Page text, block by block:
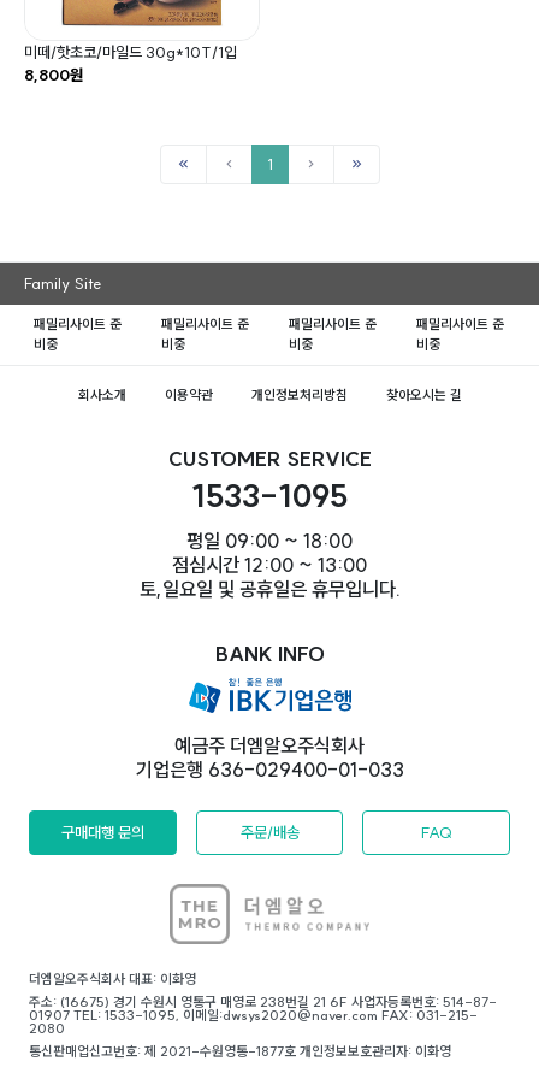
미떼/핫초코/마일드 30g*10T/1입
8,800원
1
Family Site
패밀리사이트 준
비중
패밀리사이트 준
비중
패밀리사이트 준
비중
패밀리사이트 준
비중
회사소개 이용약관 개인정보처리방침 찾아오시는 길
더엠알오주식회사 대표: 이화영
주소: (16675) 경기 수원시 영통구 매영로 238번길 21 6F 사업자등록번호: 514-87-
01907 TEL: 1533-1095, 이메일:dwsys2020@naver.com FAX: 031-215-
2080
통신판매업신고번호: 제 2021-수원영통-1877호 개인정보보호관리자: 이화영
CUSTOMER SERVICE
1533-1095
평일 09:00 ~ 18:00
점심시간 12:00 ~ 13:00
토,일요일 및 공휴일은 휴무입니다.
BANK INFO
예금주 더엠알오주식회사
기업은행 636-029400-01-033
구매대행 문의 주문/배송 FAQ